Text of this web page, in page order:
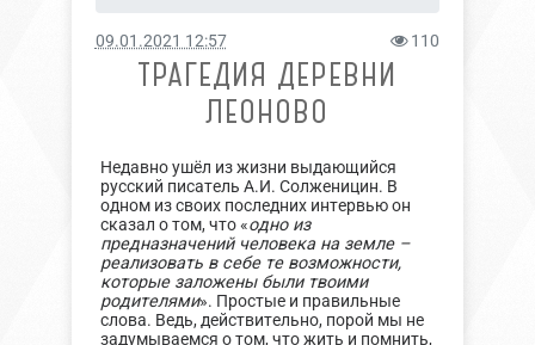
09.01.2021 12:57 110
ТРАГЕДИЯ ДЕРЕВНИ
ЛЕОНОВО
Недавно ушёл из жизни выдающийся
русский писатель А.И. Солженицин. В
одном из своих последних интервью он
сказал о том, что «одно из
предназначений человека на земле –
реализовать в себе те возможности,
которые заложены были твоими
родителями». Простые и правильные
слова. Ведь, действительно, порой мы не
задумываемся о том, что жить и помнить,